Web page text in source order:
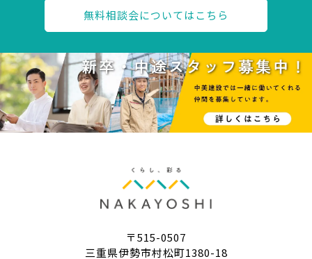
無料相談会についてはこちら
〒515-0507
三重県伊勢市村松町1380-18